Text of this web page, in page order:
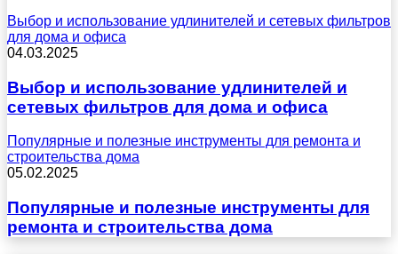
Выбор и использование удлинителей и сетевых фильтров
для дома и офиса
04.03.2025
Выбор и использование удлинителей и
сетевых фильтров для дома и офиса
Популярные и полезные инструменты для ремонта и
строительства дома
05.02.2025
Популярные и полезные инструменты для
ремонта и строительства дома